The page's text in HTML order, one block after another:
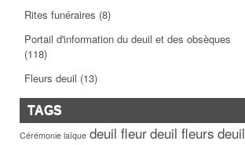
Rites funéraires (8)
Portail d'information du deuil et des obsèques
(118)
Fleurs deuil (13)
TAGS
Cérémonie laïque deuil fleurdeuil fleurs deuil